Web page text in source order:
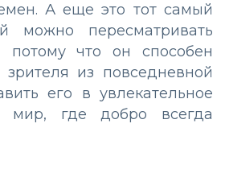
А еще это тот самый
можно пересматривать
потому что он способен
зрителя из повседневной
его в увлекательное
мир, где добро всегда